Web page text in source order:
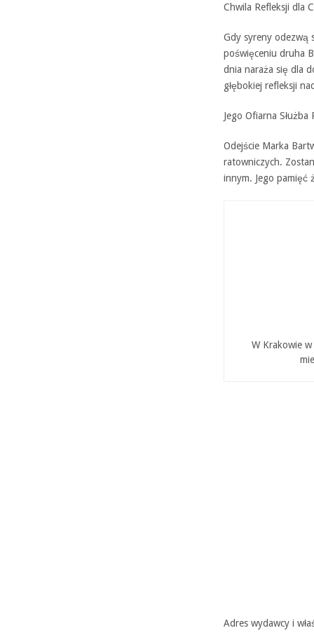
Chwila Refleksji dla
Gdy syreny odezwą
poświęceniu druha
dnia naraża się dla
głębokiej refleksji
Jego Ofiarna
Odejście Marka
ratowniczych.
innym. Jego pamięć
W Krakowie
Adres wydawcy i